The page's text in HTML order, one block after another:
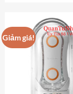
Giảm giá!